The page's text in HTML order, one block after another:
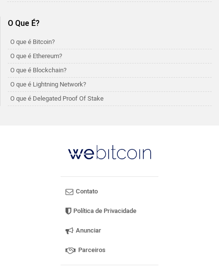
O Que É?
O que é Bitcoin?
O que é Ethereum?
O que é Blockchain?
O que é Lightning Network?
O que é Delegated Proof Of Stake
Contato
Política de Privacidade
Anunciar
Parceiros